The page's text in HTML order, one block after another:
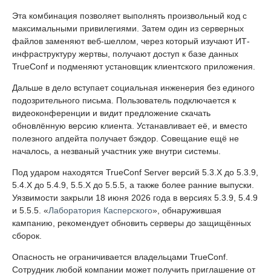
Эта комбинация позволяет выполнять произвольный код с
максимальными привилегиями. Затем один из серверных
файлов заменяют веб-шеллом, через который изучают ИТ-
инфраструктуру жертвы, получают доступ к базе данных
TrueConf и подменяют установщик клиентского приложения.
Дальше в дело вступает социальная инженерия без единого
подозрительного письма. Пользователь подключается к
видеоконференции и видит предложение скачать
обновлённую версию клиента. Устанавливает её, и вместо
полезного апдейта получает бэкдор. Совещание ещё не
началось, а незваный участник уже внутри системы.
Под ударом находятся TrueConf Server версий 5.3.X до 5.3.9,
5.4.X до 5.4.9, 5.5.X до 5.5.5, а также более ранние выпуски.
Уязвимости закрыли 18 июня 2026 года в версиях 5.3.9, 5.4.9
и 5.5.5. «Лаборатория Касперского», обнаружившая
кампанию, рекомендует обновить серверы до защищённых
сборок.
Опасность не ограничивается владельцами TrueConf.
Сотрудник любой компании может получить приглашение от